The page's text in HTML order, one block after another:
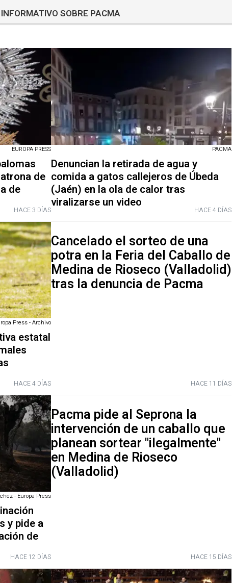
SOBRE PACMA
EUROPA PRESS
de
de
HACE 3 DÍAS
PACMA
Denuncian la retirada de agua y
comida a gatos callejeros de Úbeda
(Jaén) en la ola de calor tras
viralizarse un video
HACE 4 DÍAS
Press - Archivo
estatal
HACE 4 DÍAS
Cancelado el sorteo de una
potra en la Feria del Caballo de
Medina de Rioseco (Valladolid)
tras la denuncia de Pacma
HACE 11 DÍAS
- Europa Press
y pide a
de
HACE 12 DÍAS
Pacma pide al Seprona la
intervención de un caballo que
planean sortear "ilegalmente"
en Medina de Rioseco
(Valladolid)
HACE 15 DÍAS